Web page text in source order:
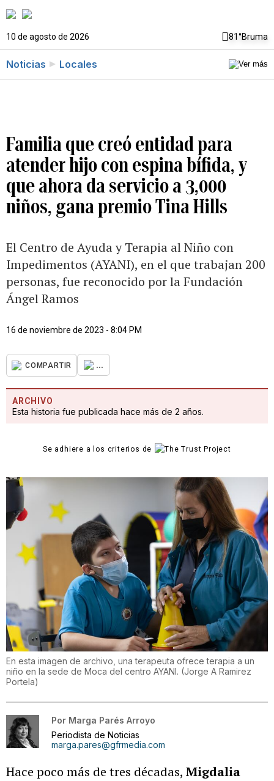
10 de agosto de 2026 81°Bruma
Noticias Locales
Familia que creó entidad para
atender hijo con espina bífida, y
que ahora da servicio a 3,000
niños, gana premio Tina Hills
El Centro de Ayuda y Terapia al Niño con
Impedimentos (AYANI), en el que trabajan 200
personas, fue reconocido por la Fundación
Ángel Ramos
16 de noviembre de 2023 - 8:04 PM
COMPARTIR ...
ARCHIVO
Esta historia fue publicada hace más de 2 años.
Se adhiere a los criterios de
En esta imagen de archivo, una terapeuta ofrece terapia a un
niño en la sede de Moca del centro AYANI. (Jorge A Ramirez
Portela)
Por Marga Parés Arroyo
Periodista de Noticias
marga.pares@gfrmedia.com
Hace poco más de tres décadas, Migdalia